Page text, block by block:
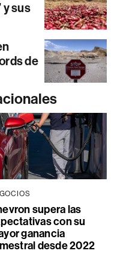
y sus
de
supera las
con su
ganancia
desde 2022